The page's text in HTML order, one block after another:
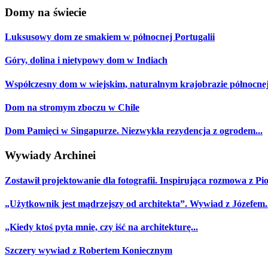
Domy na świecie
Luksusowy dom ze smakiem w północnej Portugalii
Góry, dolina i nietypowy dom w Indiach
Współczesny dom w wiejskim, naturalnym krajobrazie
Dom na stromym zboczu w Chile
Dom Pamięci w Singapurze. Niezwykła rezydencja z ogrodem...
Wywiady Archinei
Zostawił projektowanie dla fotografii. Inspirująca rozmowa z
„Użytkownik jest mądrzejszy od architekta”. Wywiad z
„Kiedy ktoś pyta mnie, czy iść na architekturę...
Szczery wywiad z Robertem Koniecznym